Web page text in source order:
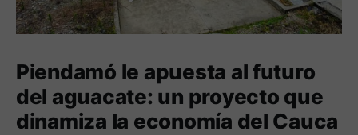
Piendamó le apuesta al futuro
del aguacate: un proyecto que
dinamiza la economía del Cauca